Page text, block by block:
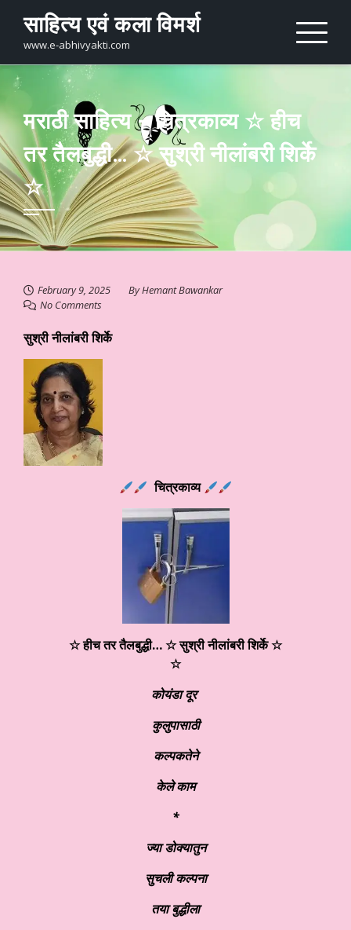
content
साहित्य एवं कला विमर्श
www.e-abhivyakti.com
मराठी साहित्य – चित्रकाव्य ☆ हीच
तर तैलबुद्धी… ☆ सुश्री नीलांबरी शिर्के
☆
February 9, 2025 ByHemant Bawankar
No Comments
सुश्री नीलांबरी शिर्के
चित्रकाव्य
☆ हीच तर तैलबुद्धी… ☆ सुश्री नीलांबरी शिर्के☆
☆
कोयंडा दूर
कुलुपासाठी
कल्पकतेने
केले काम
*
ज्या डोक्यातुन
सुचली कल्पना
तया बुद्धीला